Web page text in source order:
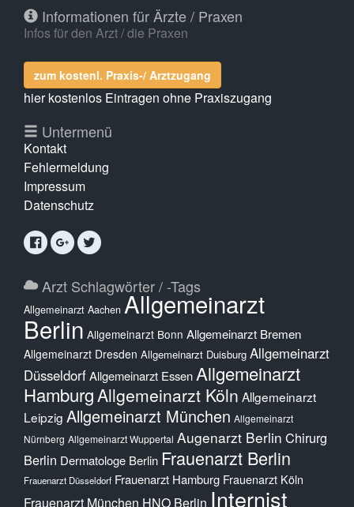
Informationen für Ärzte / Praxen
Infos für den Arzt / die Praxen
zum kostenl. Praxis-/ Arztzugang
hier kostenlos Eintragen ohne Praxiszugang
Untermenü
Kontakt
Fehlermeldung
Impressum
Datenschutz
Arzt Schlagwörter / -Tags
Allgemeinarzt Aachen Allgemeinarzt
Berlin Allgemeinarzt Bonn Allgemeinarzt Bremen
Allgemeinarzt Dresden Allgemeinarzt Duisburg Allgemeinarzt
DüsseldorfAllgemeinarzt Essen Allgemeinarzt
HamburgAllgemeinarzt Köln Allgemeinarzt
Leipzig Allgemeinarzt München Allgemeinarzt
Nürnberg Allgemeinarzt Wuppertal Augenarzt Berlin Chirurg
Berlin Dermatologe Berlin Frauenarzt Berlin
Frauenarzt Düsseldorf Frauenarzt Hamburg Frauenarzt Köln
Frauenarzt München HNO Berlin Internist